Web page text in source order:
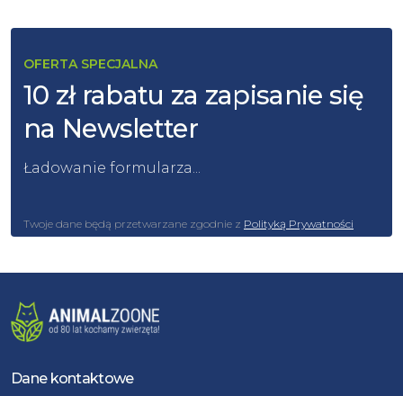
OFERTA SPECJALNA
10 zł rabatu za zapisanie się
na Newsletter
Ładowanie formularza...
Twoje dane będą przetwarzane zgodnie z Polityką Prywatności
Dane kontaktowe